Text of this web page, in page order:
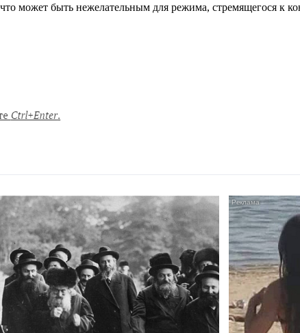
может быть нежелательным для режима, стремящегося к